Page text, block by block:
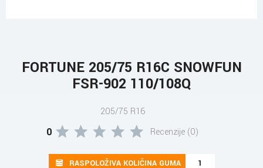
FORTUNE 205/75 R16C SNOWFUN
FSR-902 110/108Q
205/75 R16
0 Recenzije (0)
RASPOLOŽIVA KOLIČINA GUMA 1